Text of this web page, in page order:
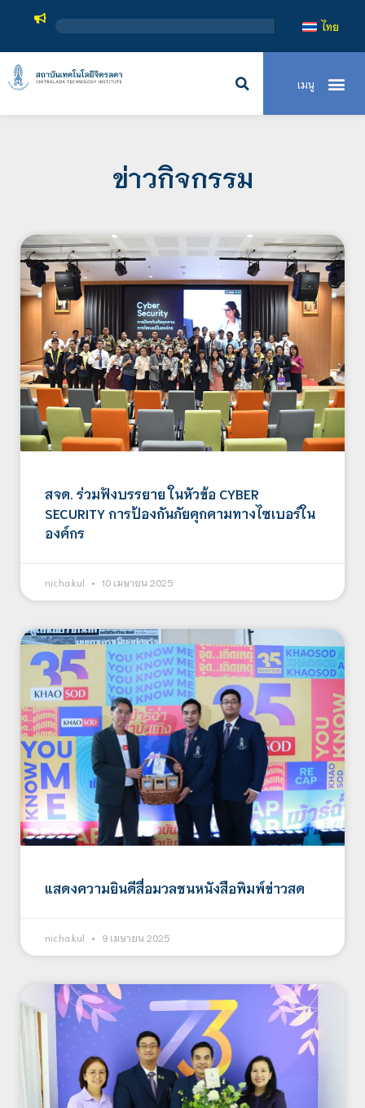
สถาบันเท
ไทย
ข่าวกิจกรรม
สจด. ร่วมฟังบรรยาย ในหัวข้อ CYBER
SECURITY การป้องกันภัยคุกคามทางไซเบอร์ใน
องค์กร
nicha.kul 10 เมษายน 2025
แสดงความยินดีสื่อมวลชนหนังสือพิมพ์ข่าวสด
nicha.kul 9 เมษายน 2025